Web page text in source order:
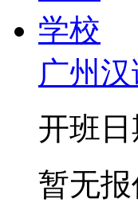
广州
开班
暂无报